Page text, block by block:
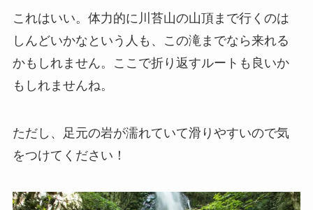
これはいい。体力的に川苔山の山頂まで行くのは
しんどいかなという人も、この滝までなら来れる
かもしれません。ここで折り返すルートも良いか
もしれませんね。
ただし、足元の岩が濡れていて滑りやすいので気
をつけてください！